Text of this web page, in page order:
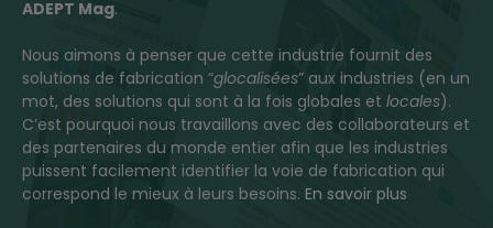
ADEPT Mag.
Nous aimons à penser que cette industrie fournit des
solutions de fabrication “glocalisées” aux industries (en un
mot, des solutions qui sont à la fois globales et locales).
C’est pourquoi nous travaillons avec des collaborateurs et
des partenaires du monde entier afin que les industries
puissent facilement identifier la voie de fabrication qui
correspond le mieux à leurs besoins. En savoir plus